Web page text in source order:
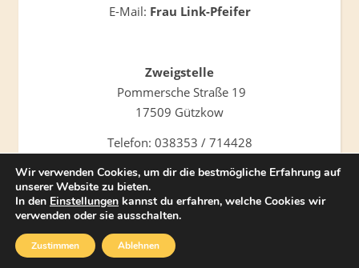
E-Mail: Frau Link-Pfeifer
Zweigstelle
Pommersche Straße 19
17509 Gützkow
Telefon: 038353 / 714428
COPYRIGHT © 2026 AKTION SONNENSCHEIN M-V e.V. ALL
RIGHTS RESERVED.
Wir verwenden Cookies, um dir die bestmögliche Erfahrung auf
unserer Website zu bieten.
In den Einstellungen kannst du erfahren, welche Cookies wir
verwenden oder sie ausschalten.
Zustimmen Ablehnen